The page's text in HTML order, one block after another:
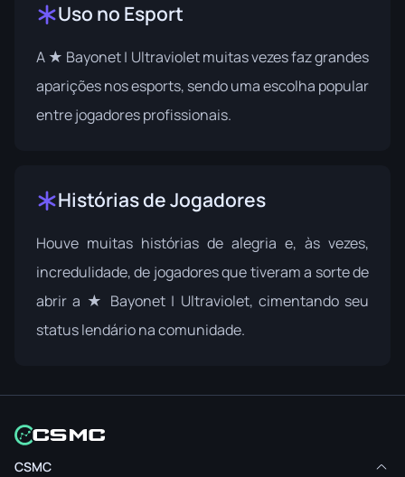
Uso no Esport
A ★ Bayonet | Ultraviolet muitas vezes faz grandes
aparições nos esports, sendo uma escolha popular
entre jogadores profissionais.
Histórias de Jogadores
Houve muitas histórias de alegria e, às vezes,
incredulidade, de jogadores que tiveram a sorte de
abrir a ★ Bayonet | Ultraviolet, cimentando seu
status lendário na comunidade.
CSMC